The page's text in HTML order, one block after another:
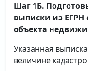
Шаг 1Б.
выписки из ЕГРН
объекта
Указанная
величине